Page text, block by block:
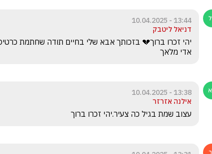
13:44 - 10.04.2025
דניאל ליטבק
אדי מלאך
13:38 - 10.04.2025
אילנה אזרזר
עצוב שמת בגיל כה צעיר.יהי זכרו ברוך